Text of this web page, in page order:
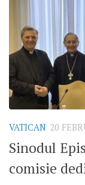
VATICAN 20
Sinodul
comisie